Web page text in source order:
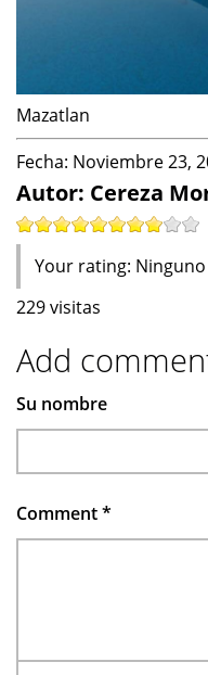
Mazatlan
Fecha: Noviembre 23,
Autor: Cereza
Your rating: Ninguno
229 visitas
Add
Su nombre
Comment*